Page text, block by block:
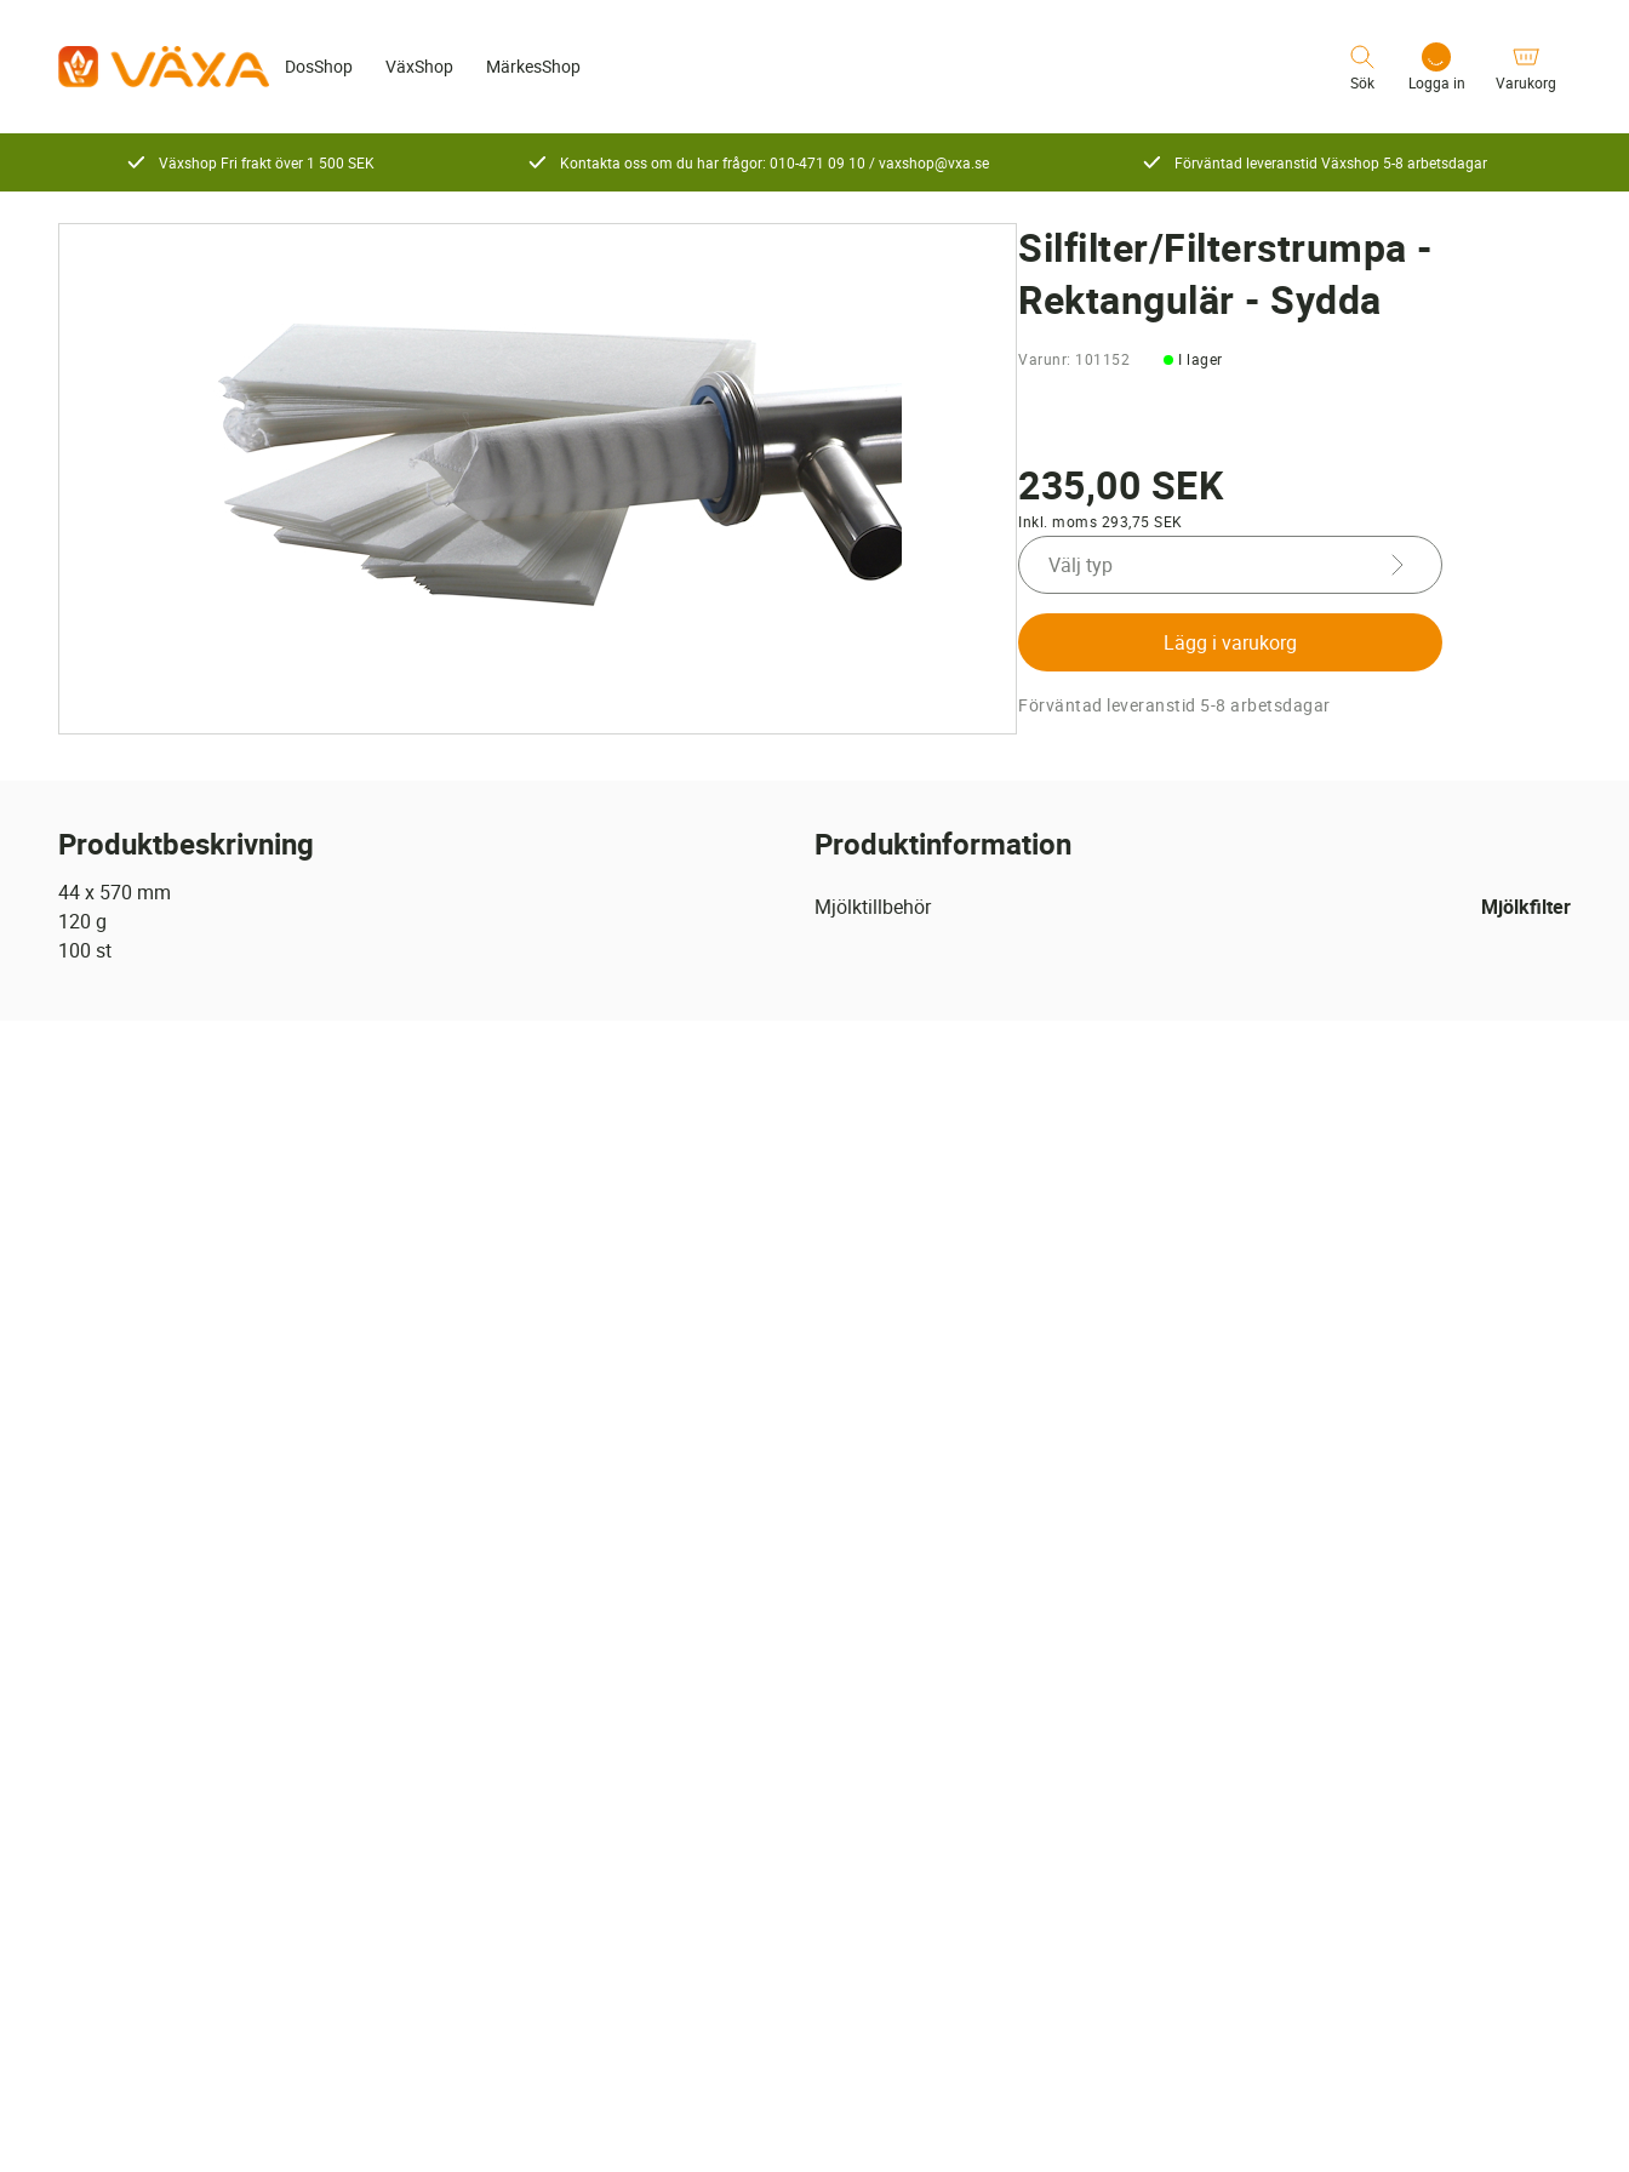
DosShop VäxShop MärkesShop
Sök Logga in Varukorg
Växshop Fri frakt över 1 500 SEK Kontakta oss om du har frågor: 010-471 09 10 /vaxshop@vxa.se Förväntad leveranstid Växshop 5-8 arbetsdagar
Silfilter/Filterstrumpa -
Rektangulär - Sydda
Varunr: 101152 I lager
235,00 SEK
Inkl. moms 293,75 SEK
Välj typ
Lägg i varukorg
Förväntad leveranstid 5-8 arbetsdagar
Produktbeskrivning
44 x 570 mm
120 g
100 st
Produktinformation
Mjölktillbehör Mjölkfilter